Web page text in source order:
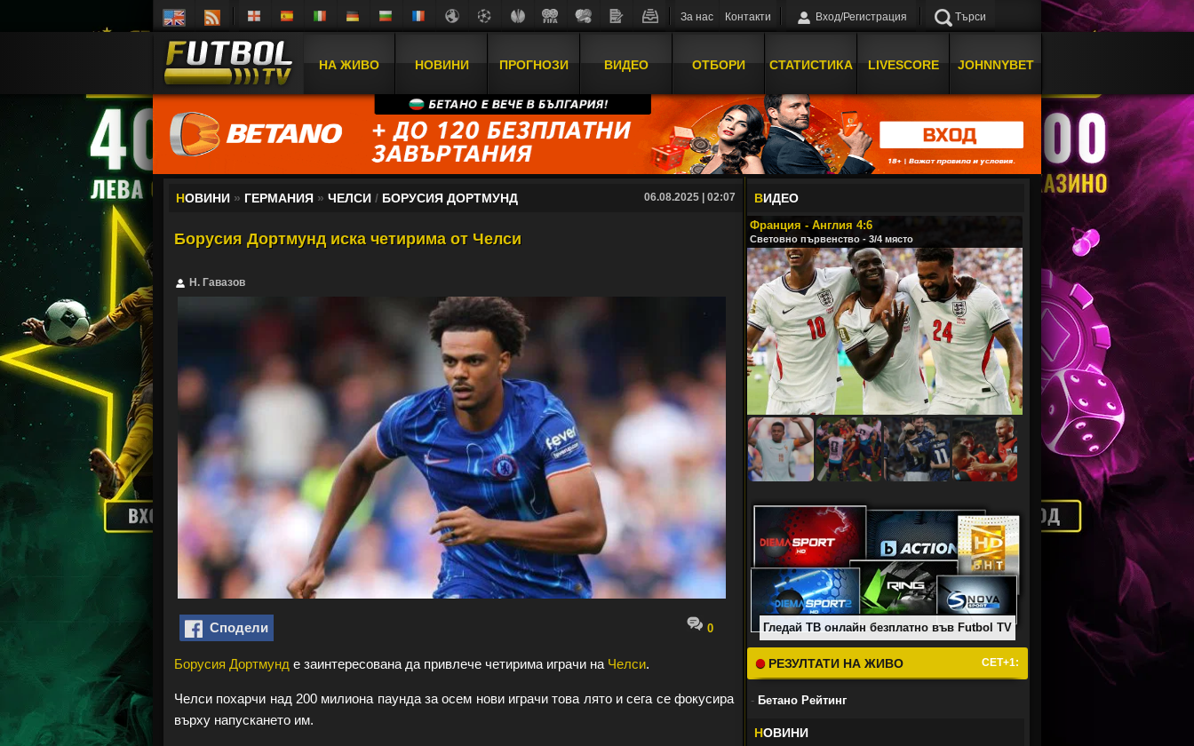
За нас Контакти Вход/Регистрация Търси
НА ЖИВО НОВИНИ ПРОГНОЗИ ВИДЕО ОТБОРИ СТАТИСТИКА LIVESCORE JOHNNYBET
НОВИНИ » ГЕРМАНИЯ » ЧЕЛСИ / БОРУСИЯ ДОРТМУНД 06.08.2025 | 02:07
Борусия Дортмунд иска четирима от Челси
Н. Гавазов
Сподели 0
Борусия Дортмунд е заинтересована да привлече четирима играчи на Челси.
Челси похарчи над 200 милиона паунда за осем нови играчи това лято и сега се фокусира
върху напускането им.
ВИДЕО
Франция - Англия 4:6
Световно първенство - 3/4 място
Гледай ТВ онлайн безплатно във Futbol TV
РЕЗУЛТАТИ НА ЖИВО СЕТ+1:
- Бетано Рейтинг
НОВИНИ